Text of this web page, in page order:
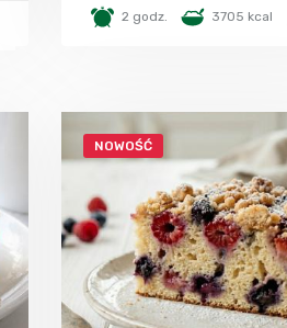
2 godz. 3705 kcal
NOWOŚĆ